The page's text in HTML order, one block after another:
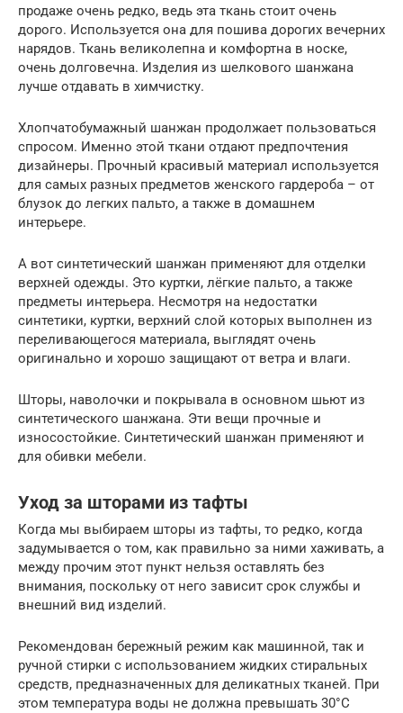
продаже очень редко, ведь эта ткань стоит очень
дорого. Используется она для пошива дорогих вечерних
нарядов. Ткань великолепна и комфортна в носке,
очень долговечна. Изделия из шелкового шанжана
лучше отдавать в химчистку.
Хлопчатобумажный шанжан продолжает пользоваться
спросом. Именно этой ткани отдают предпочтения
дизайнеры. Прочный красивый материал используется
для самых разных предметов женского гардероба – от
блузок до легких пальто, а также в домашнем
интерьере.
А вот синтетический шанжан применяют для отделки
верхней одежды. Это куртки, лёгкие пальто, а также
предметы интерьера. Несмотря на недостатки
синтетики, куртки, верхний слой которых выполнен из
переливающегося материала, выглядят очень
оригинально и хорошо защищают от ветра и влаги.
Шторы, наволочки и покрывала в основном шьют из
синтетического шанжана. Эти вещи прочные и
износостойкие. Синтетический шанжан применяют и
для обивки мебели.
Уход за шторами из тафты
Когда мы выбираем шторы из тафты, то редко, когда
задумывается о том, как правильно за ними хаживать, а
между прочим этот пункт нельзя оставлять без
внимания, поскольку от него зависит срок службы и
внешний вид изделий.
Рекомендован бережный режим как машинной, так и
ручной стирки с использованием жидких стиральных
средств, предназначенных для деликатных тканей. При
этом температура воды не должна превышать 30°С